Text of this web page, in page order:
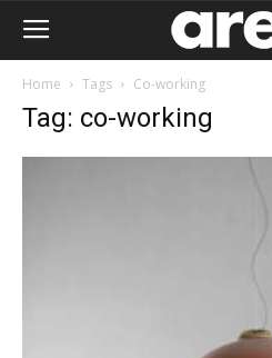
Home Tags Co-working
Tag: co-working